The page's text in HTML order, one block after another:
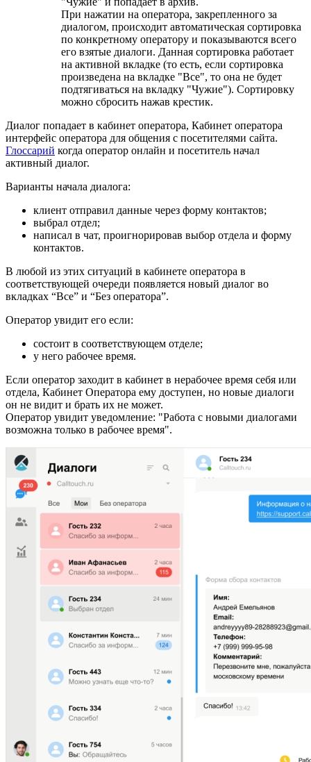
При нажатии на оператора, закрепленного за
диалогом, происходит автоматическая сортировка
по конкретному оператору и показываются всего
его взятые диалоги. Данная сортировка работает
на активной вкладке (то есть, если сортировка
произведена на вкладке "Все", то она не будет
подтягиваться на вкладку "Чужие"). Сортировку
можно сбросить нажав крестик.
Диалог попадает в кабинет оператора, Кабинет оператора
интерфейс оператора для общения с посетителями сайта.
Глоссарий когда оператор онлайн и посетитель начал
активный диалог.
Варианты начала диалога:
клиент отправил данные через форму контактов;
выбрал отдел;
написал в чат, проигнорировав выбор отдела и форму
контактов.
В любой из этих ситуаций в кабинете оператора в
соответствующей очереди появляется новый диалог во
вкладках “Все” и “Без оператора”.
Оператор увидит его если:
состоит в соответствующем отделе;
у него рабочее время.
Если оператор заходит в кабинет в нерабочее время себя или
отдела, Кабинет Оператора ему доступен, но новые диалоги
он не видит и брать их не может.
Оператор увидит уведомление: "Работа с новыми диалогами
возможна только в рабочее время".